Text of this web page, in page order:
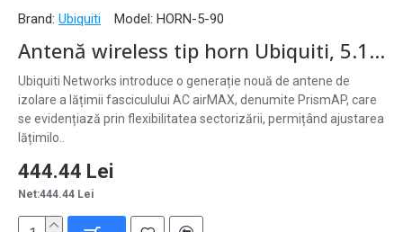
Brand: Ubiquiti Model: HORN-5-90
Antenă wireless tip horn Ubiquiti, 5.15-5.85 GHz, 13 dBi, 95°, polarizare duală - HORN-5-90
Ubiquiti Networks introduce o generație nouă de antene de
izolare a lățimii fasciculului AC airMAX, denumite PrismAP, care
se evidențiază prin flexibilitatea sectorizării, permițând ajustarea
lățimilo..
444.44 Lei
Net:444.44 Lei